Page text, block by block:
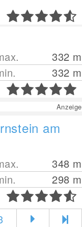
332 m
332 m
Anzeige
am
348 m
298 m